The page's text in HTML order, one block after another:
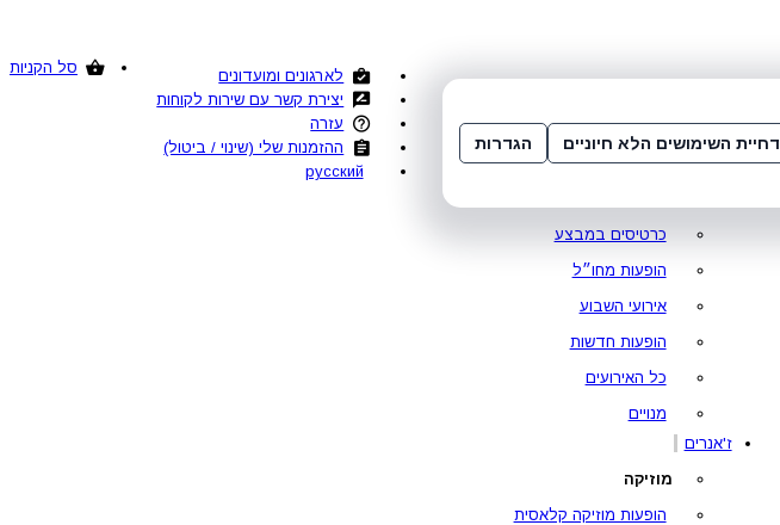
סל הקניות
עמוד ראשי
סופר פרייס
כרטיסים במבצע
הופעות מחו״ל
אירועי השבוע
הופעות חדשות
כל האירועים
מנויים
ז'אנרים
מוזיקה
הופעות מוזיקה קלאסית
לארגונים ומועדונים
יצירת קשר עם שירות לקוחות
עזרה
ההזמנות שלי (שינוי / ביטול)
русский
דחיית השימושים הלא חיוניים הגדרות